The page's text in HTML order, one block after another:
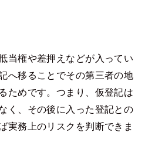
当権や差押えなどが入ってい
へ移ることでその第三者の地
ためです。つまり、仮登記は
く、その後に入った登記との
実務上のリスクを判断できま